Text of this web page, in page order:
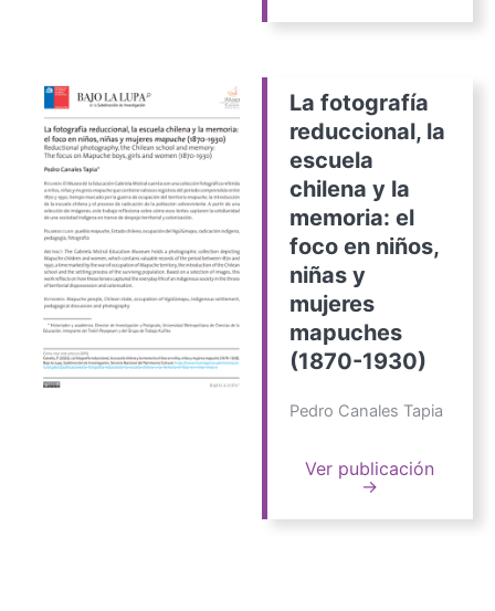
La fotografía
reduccional, la
escuela
chilena y la
memoria: el
foco en niños,
niñas y
mujeres
mapuches
(1870-1930)
Pedro Canales Tapia
Ver publicación
→